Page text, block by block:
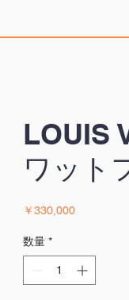
LOUIS
ワット
￥330,000価
数量 *